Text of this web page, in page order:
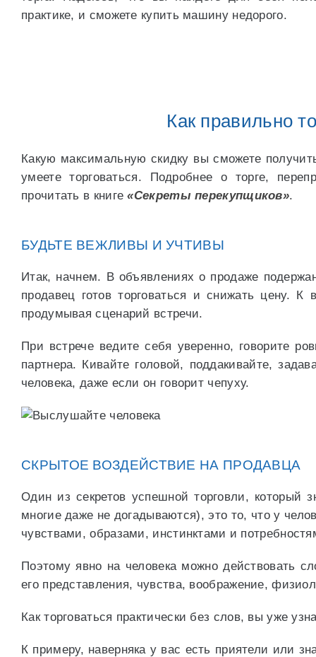
практике, и сможете купить машину недорого.
Как правильно
Какую максимальную скидку вы сможете
умеете торговаться. Подробнее о торге,
прочитать в книге«Секреты перекупщиков».
БУДЬТЕ ВЕЖЛИВЫ И УЧТИВЫ
Итак, начнем. В объявлениях о продаже
продавец готов торговаться и снижать цену. К
продумывая сценарий встречи.
При встрече ведите себя уверенно, говорите
партнера. Кивайте головой, поддакивайте,
человека, даже если он говорит чепуху.
СКРЫТОЕ ВОЗДЕЙСТВИЕ НА ПРОДАВЦА
Один из секретов успешной торговли,
многие даже не догадываются), это то, что у
чувствами, образами, инстинктами и
Поэтому явно на человека можно действовать
его представления, чувства, воображение,
Как торговаться практически без слов, вы уже
К примеру, наверняка у вас есть приятели или